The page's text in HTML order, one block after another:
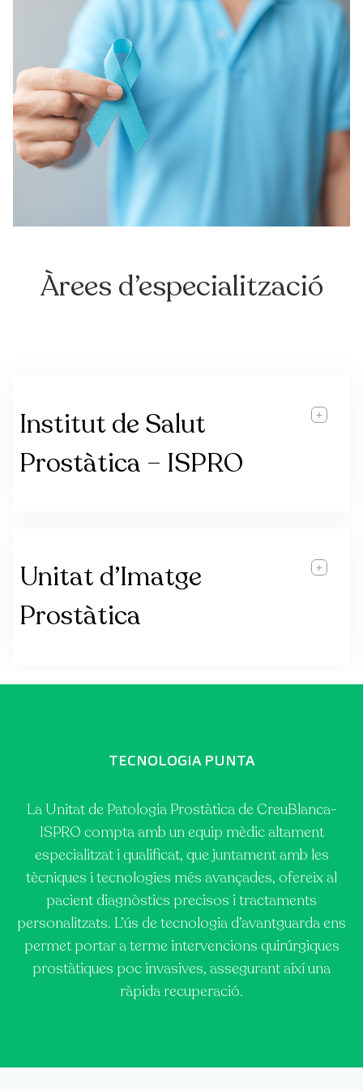
Àrees d’especialització
Institut de Salut
Prostàtica – ISPRO
Unitat d’Imatge
Prostàtica
TECNOLOGIA PUNTA
La Unitat de Patologia Prostàtica de CreuBlanca-
ISPRO compta amb un equip mèdic altament
especialitzat i qualificat, que juntament amb les
tècniques i tecnologies més avançades, ofereix al
pacient diagnòstics precisos i tractaments
personalitzats. L’ús de tecnologia d’avantguarda ens
permet portar a terme intervencions quirúrgiques
prostàtiques poc invasives, assegurant així una
ràpida recuperació.